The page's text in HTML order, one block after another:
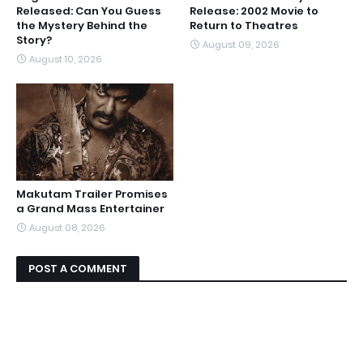
Released: Can You Guess
the Mystery Behind the
Story?
August 10, 2026
Release: 2002 Movie to
Return to Theatres
August 09, 2026
Makutam Trailer Promises
a Grand Mass Entertainer
August 08, 2026
POST A COMMENT